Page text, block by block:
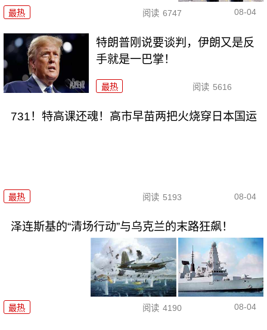
最热 阅读 6747 08-04
特朗普刚说要谈判，伊朗又是反
手就是一巴掌！
最热 阅读 5616
731！特高课还魂！高市早苗两把火烧穿日本国运
最热 阅读 5193 08-04
泽连斯基的“清场行动”与乌克兰的末路狂飙！
最热 阅读 4190 08-04